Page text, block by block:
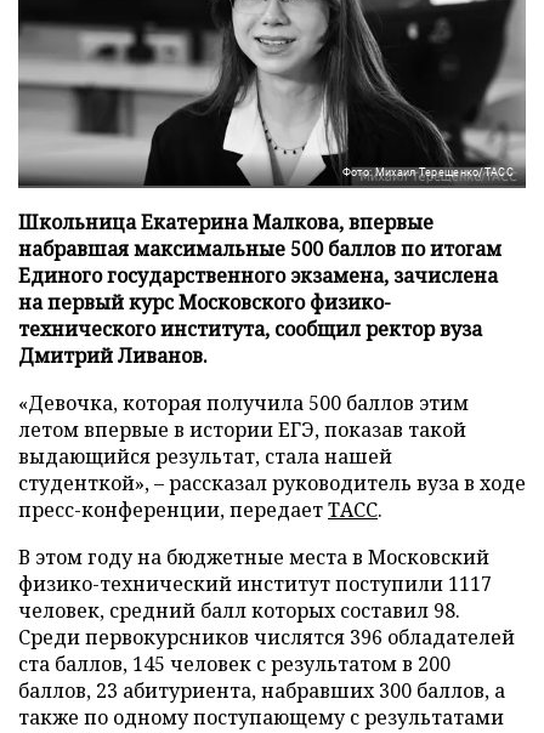
Фото: Михаил Терещенко/ТАСС
Школьница Екатерина Малкова, впервые
набравшая максимальные 500 баллов по итогам
Единого государственного экзамена, зачислена
на первый курс Московского физико-
технического института, сообщил ректор вуза
Дмитрий Ливанов.
«Девочка, которая получила 500 баллов этим
летом впервые в истории ЕГЭ, показав такой
выдающийся результат, стала нашей
студенткой», – рассказал руководитель вуза в ходе
пресс-конференции, передаетТАСС.
В этом году на бюджетные места в Московский
физико-технический институт поступили 1117
человек, средний балл которых составил 98.
Среди первокурсников числятся 396 обладателей
ста баллов, 145 человек с результатом в 200
баллов, 23 абитуриента, набравших 300 баллов, а
также по одному поступающему с результатами